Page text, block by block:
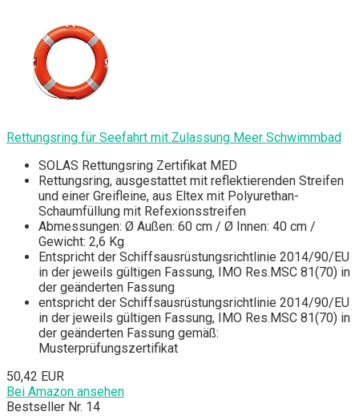
Rettungsring für Seefahrt mit Zulassung Meer Schwimmbad
SOLAS Rettungsring Zertifikat MED
Rettungsring, ausgestattet mit reflektierenden Streifen
und einer Greifleine, aus Eltex mit Polyurethan-
Schaumfüllung mit Refexionsstreifen
Abmessungen: Ø Außen: 60 cm / Ø Innen: 40 cm /
Gewicht: 2,6 Kg
Entspricht der Schiffsausrüstungsrichtlinie 2014/90/EU
in der jeweils gültigen Fassung, IMO Res.MSC 81(70) in
der geänderten Fassung
entspricht der Schiffsausrüstungsrichtlinie 2014/90/EU
in der jeweils gültigen Fassung, IMO Res.MSC 81(70) in
der geänderten Fassung gemäß:
Musterprüfungszertifikat
50,42 EUR
Bei Amazon ansehen
Bestseller Nr. 14